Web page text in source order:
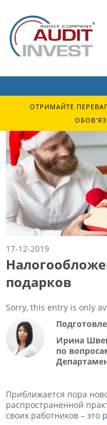
ОТРИМАЙТЕ
17-12-2019
подарков
Sorry, this entry is only
Ирина
по
Приближается пора
распространенной
своих работников – это